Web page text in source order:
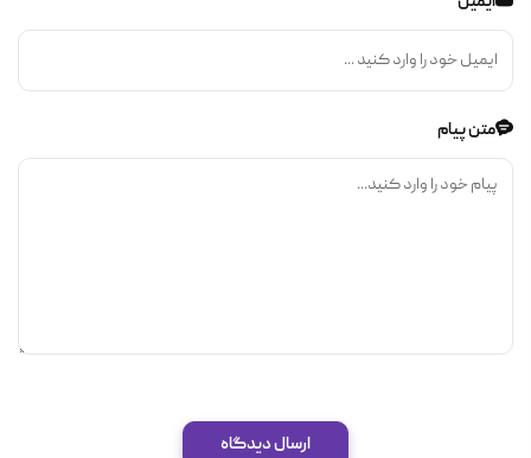
متن پیام
ارسال دیدگاه